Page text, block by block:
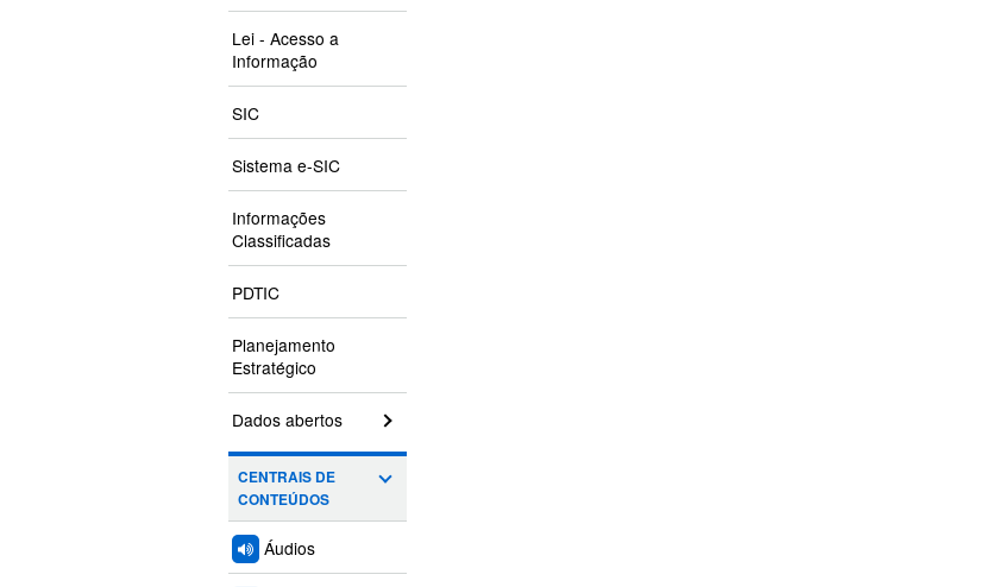
Lei - Acesso a
Informação
SIC
Sistema e-SIC
Informações
Classificadas
PDTIC
Planejamento
Estratégico
Dados abertos
CENTRAIS DE
CONTEÚDOS
Áudios